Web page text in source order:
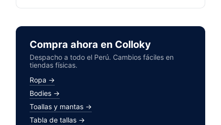
Compra ahora en Colloky
Despacho a todo el Perú. Cambios fáciles en
tiendas físicas.
Ropa →
Bodies →
Toallas y mantas →
Tabla de tallas →